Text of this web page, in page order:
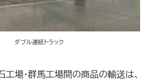
ダブル連結トラック
工場・群馬工場間の商品の輸送は、